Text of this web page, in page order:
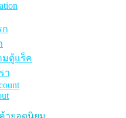
ก
มตู้แร็ค
า
ายอดนิยม